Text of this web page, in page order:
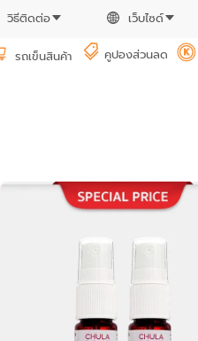
วิธีติดต่อ เว็บไซด์
รถเข็นสินค้า คูปองส่วนลด K